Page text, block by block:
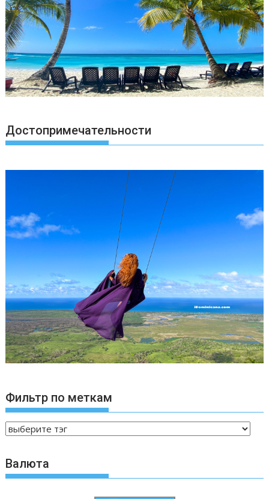
Достопримечательности
Фильтр по меткам
Валюта